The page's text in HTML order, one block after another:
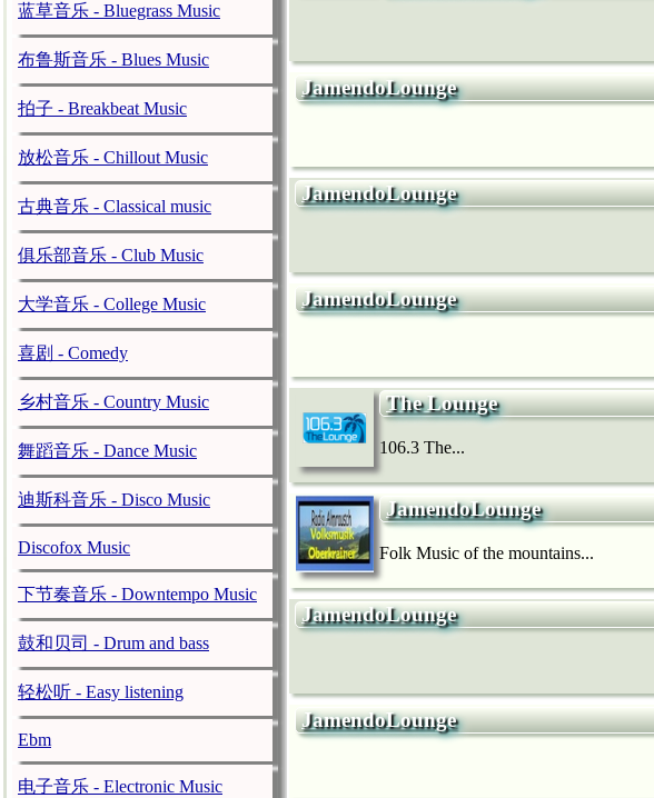
蓝草音乐 - Bluegrass Music
布鲁斯音乐 - Blues Music
拍子 - Breakbeat Music
放松音乐 - Chillout Music
古典音乐 - Classical music
俱乐部音乐 - Club Music
大学音乐 - College Music
喜剧 - Comedy
乡村音乐 - Country Music
舞蹈音乐 - Dance Music
迪斯科音乐 - Disco Music
Discofox Music
下节奏音乐 - Downtempo Music
鼓和贝司 - Drum and bass
轻松听 - Easy listening
Ebm
电子音乐 - Electronic Music
JamendoLounge
JamendoLounge
JamendoLounge
The Lounge
106.3 The...
JamendoLounge
Folk Music of the mountains...
JamendoLounge
JamendoLounge